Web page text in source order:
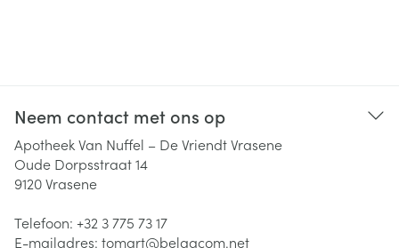
Neem contact met ons op
Apotheek Van Nuffel – De Vriendt Vrasene
Oude Dorpsstraat 14
9120Vrasene
Telefoon: +32 3 775 73 17
E-mailadres: tomart@belgacom.net